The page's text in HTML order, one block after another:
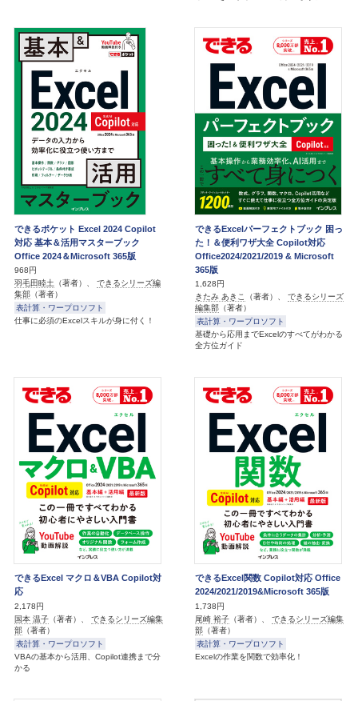
できるポケット Excel 2024 Copilot
対応 基本＆活用マスターブック
Office 2024＆Microsoft 365版
968円
羽毛田睦土 （著者）、 できるシリーズ編
集部 （著者）
表計算・ワープロソフト
仕事に必須のExcelスキルが身に付く！
できるExcelパーフェクトブック 困っ
た！＆便利ワザ大全 Copilot対応
Office2024/2021/2019 & Microsoft
365版
1,628円
きたみ あきこ
（著者）、 できるシリーズ
編集部 （著者）
表計算・ワープロソフト
基礎から応用までExcelのすべてがわかる
全方位ガイド
できるExcel マクロ＆VBA Copilot対
応
2,178円
国本 温子 （著者）、 できるシリーズ編集
部 （著者）
表計算・ワープロソフト
VBAの基本から活用、Copilot連携まで分
かる
できるExcel関数 Copilot対応 Office
2024/2021/2019&Microsoft 365版
1,738円
尾崎 裕子 （著者）、 できるシリーズ編集
部 （著者）
表計算・ワープロソフト
Excelの作業を関数で効率化！